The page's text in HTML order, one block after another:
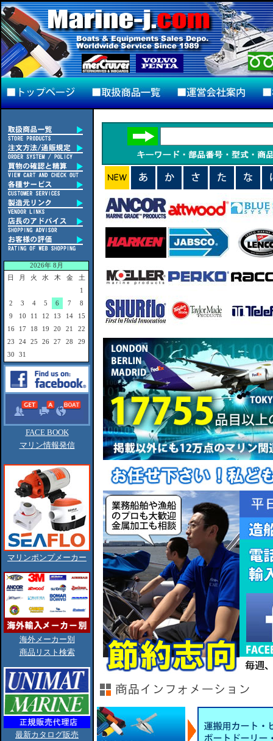
2026年 8月
日
月 火 水 木 金
土
1
2
3 4 5 6 7
8
9
10 11 12 13 14
15
16
17 18 19 20 21
22
23
24 25 26 27 28
29
30
31
FACE BOOK
マリン情報発信
マリンポンプメーカー
海外メーカー別
商品リスト検索
最新カタログ販売